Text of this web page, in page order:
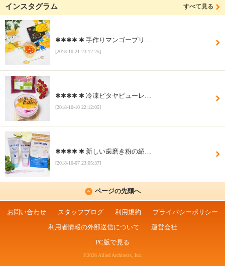
インスタグラム すべて見る
✱✱✱✱ ✱ 手作りマンゴープリ…
[2018-10-21 23:12:25]
✱✱✱✱ ✱ 冷凍ピタヤピューレ…
[2018-10-10 22:12:05]
✱✱✱✱ ✱ 新しい歯磨き粉の紹…
[2018-10-07 23:05:37]
ページの先頭へ
お問い合わせ スタッフブログ 利用規約
プライバシーポリシー
利用者情報の外部送信について
運営会社
PC版で見る
©2026 Allied Architects, Inc.